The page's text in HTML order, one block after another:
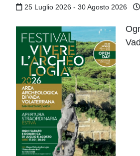
25 Luglio 2026 - 30 Agosto 2026